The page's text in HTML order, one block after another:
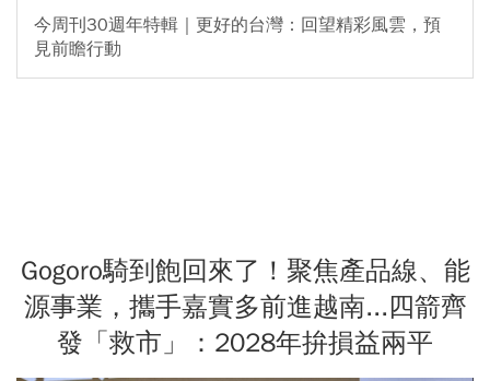
今周刊30週年特輯｜更好的台灣：回望精彩風雲，預
見前瞻行動
Gogoro騎到飽回來了！聚焦產品線、能
源事業，攜手嘉實多前進越南...四箭齊
發「救市」：2028年拚損益兩平